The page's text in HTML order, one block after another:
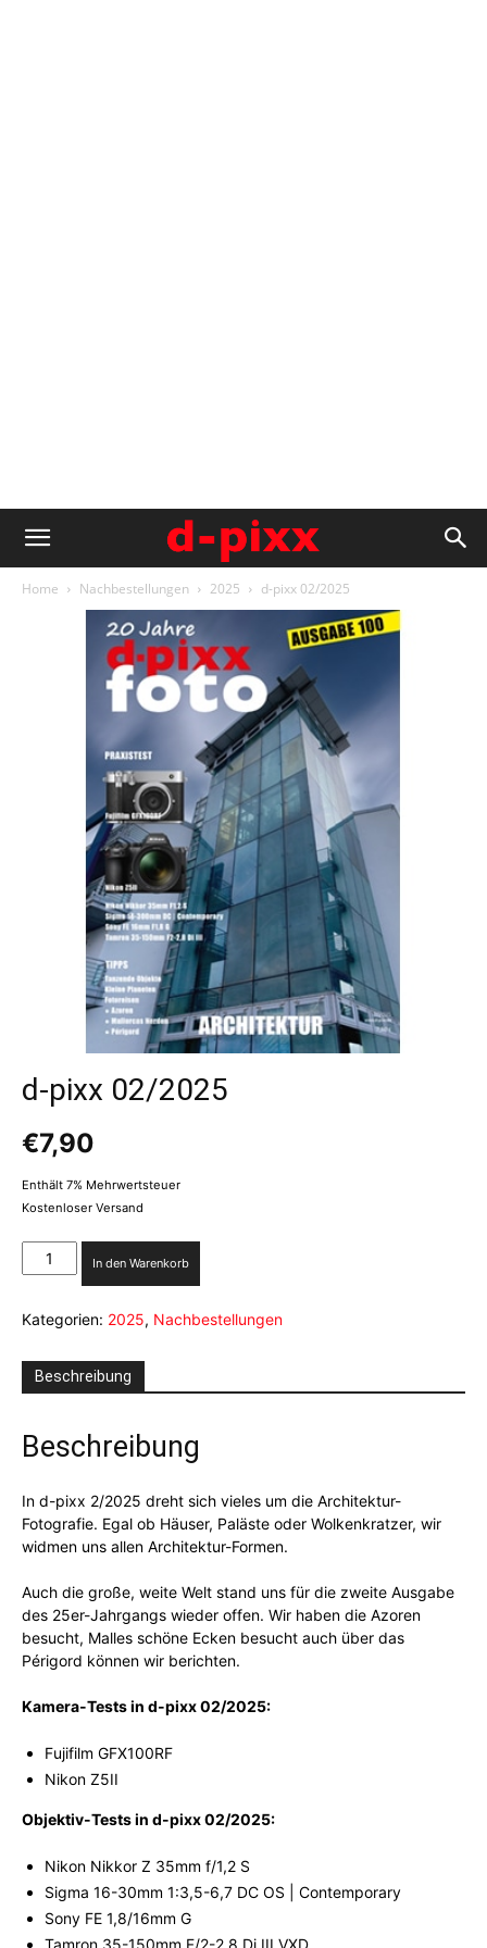
Home Nachbestellungen 2025 d-pixx 02/2025
d-pixx 02/2025
€7,90
Enthält 7% Mehrwertsteuer
Kostenloser Versand
pixx
Menge
In den Warenkorb
Kategorien: 2025, Nachbestellungen
Beschreibung
Beschreibung
In d-pixx 2/2025 dreht sich vieles um die Architektur-
Fotografie. Egal ob Häuser, Paläste oder Wolkenkratzer, wir
widmen uns allen Architektur-Formen.
Auch die große, weite Welt stand uns für die zweite Ausgabe
des 25er-Jahrgangs wieder offen. Wir haben die Azoren
besucht, Malles schöne Ecken besucht auch über das
Périgord können wir berichten.
Kamera-Tests in d-pixx 02/2025:
Fujifilm GFX100RF
Nikon Z5II
Objektiv-Tests in d-pixx 02/2025:
Nikon Nikkor Z 35mm f/1,2 S
Sigma 16-30mm 1:3,5-6,7 DC OS | Contemporary
Sony FE 1,8/16mm G
Tamron 35-150mm F/2-2,8 Di III VXD